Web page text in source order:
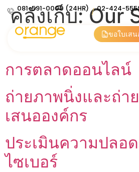
081-591-0000 (24HR) / 02-424-
ขอใบเส
คลังเก็บ:Our
- Home
การตลาดออนไลน์
ถ่ายภาพนิ่งและถ่า
เสนอองค์กร
ประเมินความปลอ
ไซเบอร์